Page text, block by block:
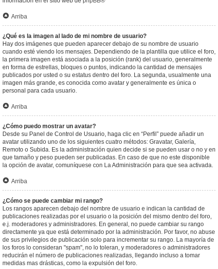
Arriba
¿Qué es la imagen al lado de mi nombre de usuario?
Hay dos imágenes que pueden aparecer debajo de su nombre de usuario
cuando esté viendo los mensajes. Dependiendo de la plantilla que utilice el foro,
la primera imagen está asociada a la posición (rank) del usuario, generalmente
en forma de estrellas, bloques o puntos, indicando la cantidad de mensajes
publicados por usted o su estatus dentro del foro. La segunda, usualmente una
imagen más grande, es conocida como avatar y generalmente es única o
personal para cada usuario.
Arriba
¿Cómo puedo mostrar un avatar?
Desde su Panel de Control de Usuario, haga clic en “Perfil” puede añadir un
avatar utilizando uno de los siguientes cuatro métodos: Gravatar, Galería,
Remoto o Subida. Es la administración quien decide si se pueden usar o no y en
que tamaño y peso pueden ser publicadas. En caso de que no este disponible
la opción de avatar, comuníquese con La Administración para que sea activada.
Arriba
¿Cómo se puede cambiar mi rango?
Los rangos aparecen debajo del nombre de usuario e indican la cantidad de
publicaciones realizadas por el usuario o la posición del mismo dentro del foro,
e.j. moderadores y administradores. En general, no puede cambiar su rango
directamente ya que está determinado por la administración. Por favor, no abuse
de sus privilegios de publicación solo para incrementar su rango. La mayoría de
los foros lo consideran "spam", no lo toleran, y moderadores o administradores
reducirán el número de publicaciones realizadas, llegando incluso a tomar
medidas mas drásticas, como la expulsión del foro.